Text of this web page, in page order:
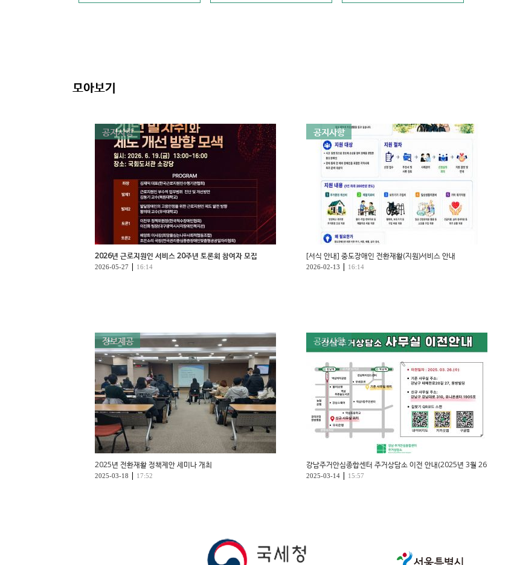
모아보기
공지사항
2026년 근로지원인 서비스 20주년 토론회 참여자 모집
2026-05-27 | 16:14
공지사항
[서식 안내] 중도장애인 전환재활(지원)서비스 안내
2026-02-13 | 16:14
정보제공
2025년 전환재활 정책제안 세미나 개최
2025-03-18 | 17:52
공지사항
강남주거안심종합센터 주거상담소 이전 안내(2025년 3월 26일)
2025-03-14 | 15:57